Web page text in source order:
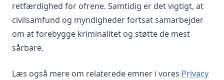
retfærdighed for ofrene. Samtidig er det vigtigt, at
civilsamfund og myndigheder fortsat samarbejder
om at forebygge kriminalitet og støtte de mest
sårbare.
Læs også mere om relaterede emner i vores Privacy